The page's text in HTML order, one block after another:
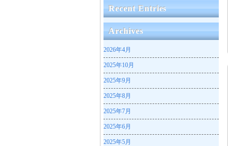
Recent Entries
Archives
2026年4月
2025年10月
2025年9月
2025年8月
2025年7月
2025年6月
2025年5月